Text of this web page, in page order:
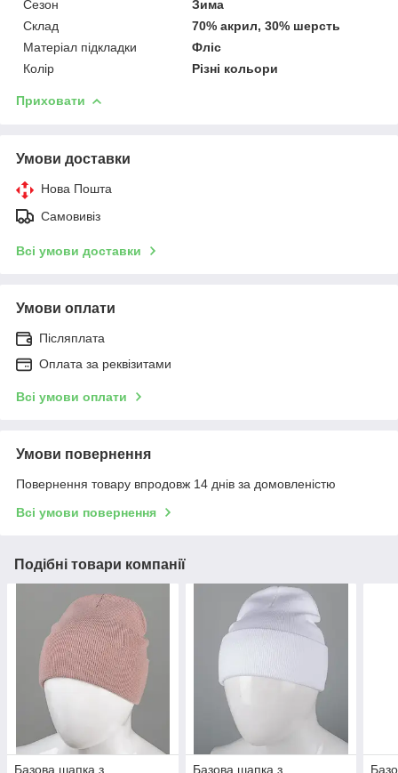
Сезон
Зима
Склад
70% акрил, 30% шерсть
Матеріал підкладки
Фліс
Колір
Різні кольори
Приховати
Умови доставки
Нова Пошта
Самовивіз
Всі умови доставки
Умови оплати
Післяплата
Оплата за реквізитами
Всі умови оплати
Умови повернення
Повернення товару впродовж 14 днів за домовленістю
Всі умови повернення
Подібні товари компанії
Базова шапка з
Базова шапка з